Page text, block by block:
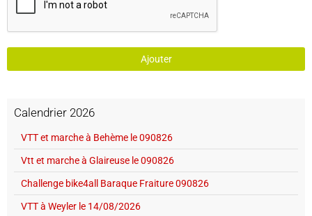
Ajouter
Calendrier 2026
VTT et marche à Behème le 090826
Vtt et marche à Glaireuse le 090826
Challenge bike4all Baraque Fraiture 090826
VTT à Weyler le 14/08/2026